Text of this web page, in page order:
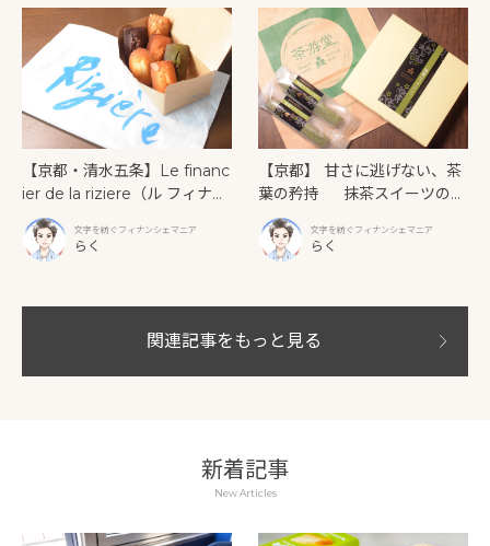
【京都・清水五条】Le financ
ier de la riziere（ル フィナン
シェ ドゥ ラ リジェール） 五
条大橋の傍らで出会う。焼き
たてバターが「じゅわじゅ
文字を紡ぐフィナンシェマニア
らく
【京都】 甘さに逃げない、茶
葉の矜持 抹茶スイーツの原
点「京銘茶 茶游堂」の抹茶フ
ィナンシェ文字を紡ぐフィナンシェマニア
らく
関連記事をもっと見る
新着記事
New Articles